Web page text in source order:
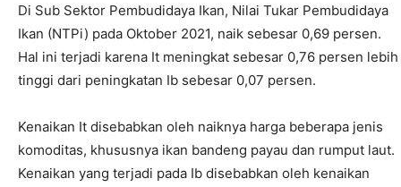
Di Sub Sektor Pembudidaya Ikan, Nilai Tukar Pembudidaya
Ikan (NTPi) pada Oktober 2021, naik sebesar 0,69 persen.
Hal ini terjadi karena It meningkat sebesar 0,76 persen lebih
tinggi dari peningkatan Ib sebesar 0,07 persen.
Kenaikan It disebabkan oleh naiknya harga beberapa jenis
komoditas, khususnya ikan bandeng payau dan rumput laut.
Kenaikan yang terjadi pada Ib disebabkan oleh kenaikan